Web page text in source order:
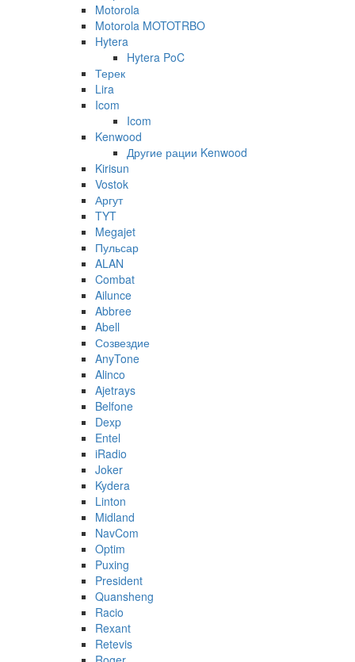
Motorola
Motorola MOTOTRBO
Hytera
Hytera PoC
Терек
Lira
Icom
Icom
Kenwood
Другие рации Kenwood
Kirisun
Vostok
Аргут
TYT
Megajet
Пульсар
ALAN
Combat
Ailunce
Abbree
Abell
Созвездие
AnyTone
Alinco
Ajetrays
Belfone
Dexp
Entel
iRadio
Joker
Kydera
Linton
Midland
NavCom
Optim
Puxing
President
Quansheng
Racio
Rexant
Retevis